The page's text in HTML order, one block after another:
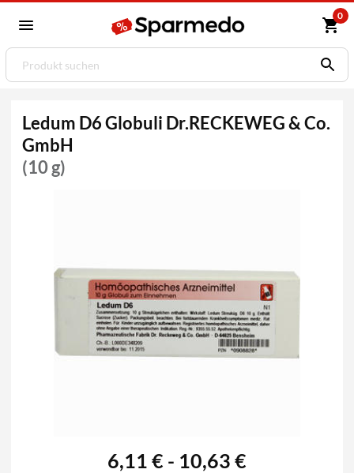
0
Ledum D6 Globuli Dr.RECKEWEG & Co.
GmbH
(10 g)
6,11 € - 10,63 €